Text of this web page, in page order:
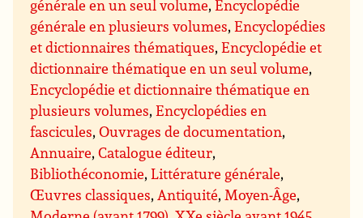
générale en un seul volume,Encyclopédie
générale en plusieurs volumes,Encyclopédies
et dictionnaires thématiques,Encyclopédie et
dictionnaire thématique en un seul volume,
Encyclopédie et dictionnaire thématique en
plusieurs volumes,Encyclopédies en
fascicules,Ouvrages de documentation,
Annuaire,Catalogue éditeur,
Bibliothéconomie,Littérature générale,
Œuvres classiques, Antiquité, Moyen-Âge,